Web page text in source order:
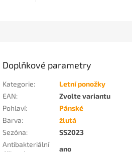
Doplňkové parametry
Kategorie:
Letní ponožky
EAN:
Zvolte variantu
Pohlaví:
Pánské
Barva:
žlutá
Sezóna:
SS2023
Antibakteriální
ano